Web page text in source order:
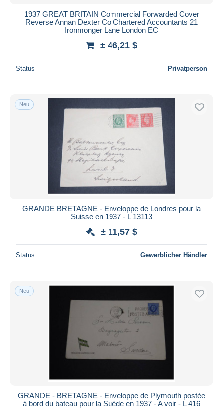
Maestro
Gesamte Auswahl aufheben
Wohnsitz des Verkäufers
Übernehmen
1937 GREAT BRITAIN Commercial Forwarded Cover
Reverse Annan Dexter Co Chartered Accountants 21
Ironmonger Lane London EC
± 46,21 $
Status Privatperson
Neu
GRANDE BRETAGNE - Enveloppe de Londres pour la
Suisse en 1937 - L 13113
± 11,57 $
Status Gewerblicher Händler
Neu
GRANDE - BRETAGNE - Enveloppe de Plymouth postée
à bord du bateau pour la Suède en 1937 - A voir - L 416